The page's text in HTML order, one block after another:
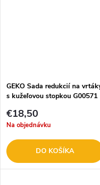
GEKO Sada redukcií na
s kužeľovou stopkou G00571
€18,50
Na objednávku
DO KOŠÍKA